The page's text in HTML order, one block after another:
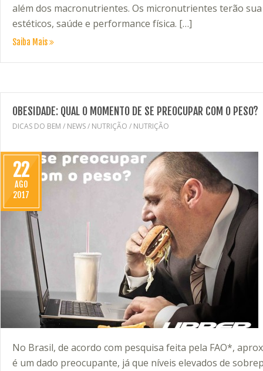
além dos macronutrientes. Os micronutrientes terão
estéticos, saúde e performance física. […]
Saiba Mais
OBESIDADE: QUAL O MOMENTO DE SE PREOCUPAR COM O PESO?
DICAS DO BEM / NEWS/ NUTRIÇÃO / NUTRIÇÃO
22
AGO
2017
No Brasil, de acordo com pesquisa feita pela FAO*,
é um dado preocupante, já que níveis elevados de